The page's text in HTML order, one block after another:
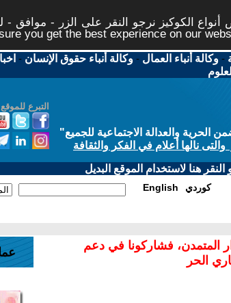
الكوكيز نرجو النقر على الزر - موافق -
you get the best experience on our
-وكالة أنباء العمال -وكالة أنباء حقوق الإنسان -
التبرع
والعدالة الاجتماعية للجميع"
نالها أعلام في الفكر والثقافة
هنا لاستخدام الموقع البديل
English كوردي
المتمدن، فشاركونا في دعم
الحر